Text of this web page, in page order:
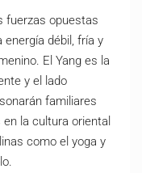
fuerzas opuestas
energía débil, fría y
El Yang es la
y el lado
familiares
la cultura oriental
como el yoga y